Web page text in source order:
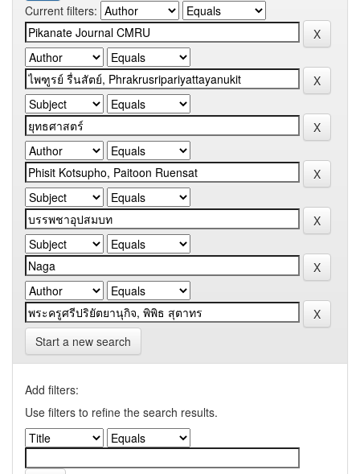
Current filters:
Start a new search
Add filters:
Use filters to refine the search results.